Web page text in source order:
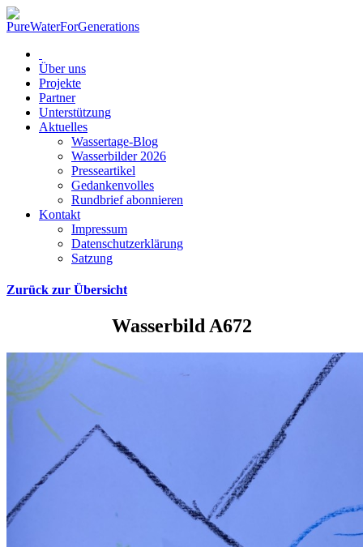
Über uns
Projekte
Partner
Unterstützung
Aktuelles
Wassertage-Blog
Wasserbilder 2026
Presseartikel
Gedankenvolles
Rundbrief abonnieren
Kontakt
Impressum
Datenschutzerklärung
Satzung
Zurück zur Übersicht
Wasserbild A672